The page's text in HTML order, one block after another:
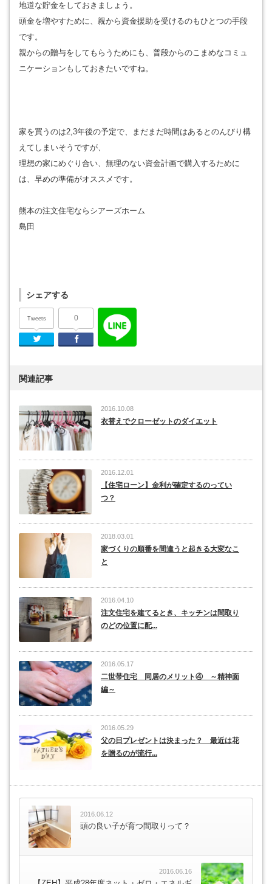
地道な貯金をしておきましょう。
頭金を増やすために、親から資金援助を受けるのもひとつの手段
です。
親からの贈与をしてもらうためにも、普段からのこまめなコミュ
ニケーションもしておきたいですね。
家を買うのは2,3年後の予定で、まだまだ時間はあるとのんびり構
えてしまいそうですが、
理想の家にめぐり合い、無理のない資金計画で購入するために
は、早めの準備がオススメです。
熊本の注文住宅ならシアーズホーム
島田
シェアする
Tweets
Twitter
0
Facebook
関連記事
2016.10.08
衣替えでクローゼットのダイエット
2016.12.01
【住宅ローン】金利が確定するのってい
つ？
2018.03.01
家づくりの順番を間違うと起きる大変なこ
と
2016.04.10
注文住宅を建てるとき、キッチンは間取り
のどの位置に配...
2016.05.17
二世帯住宅 同居のメリット④ ～精神面
編～
2016.05.29
父の日プレゼントは決まった？ 最近は花
を贈るのが流行...
2016.06.12
頭の良い子が育つ間取りって？
2016.06.16